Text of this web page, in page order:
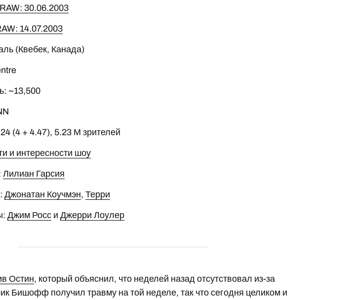
RAW: 30.06.2003
14.07.2003
(Квебек, Канада)
~13,500
(4 + 4.47), 5.23 М зрителей
и интересности шоу
Лилиан Гарсия
Джонатан Коучмэн,Терри
Джим Росс иДжерри Лоулер
Остин, который объяснил, что неделей назад отсутствовал из-за
Бишофф получил травму на той неделе, так что сегодня целиком и